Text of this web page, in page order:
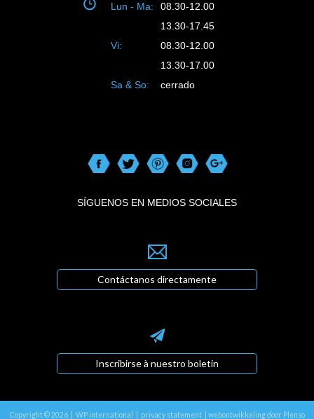
Lun - Ma:
08.30-12.00
13.30-17.45
Vi:
08.30-12.00
13.30-17.00
Sa & So:
cerrado
SÍGUENOS EN MEDIOS SOCIALES
Contáctanos directamente
Inscribirse à nuestro boletin
Copyright © 2026 | WP international | privacy statement| webontwikkeling door Plenso